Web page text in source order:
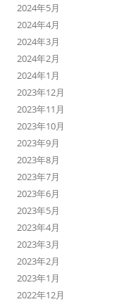
2024年5月
2024年4月
2024年3月
2024年2月
2024年1月
2023年12月
2023年11月
2023年10月
2023年9月
2023年8月
2023年7月
2023年6月
2023年5月
2023年4月
2023年3月
2023年2月
2023年1月
2022年12月